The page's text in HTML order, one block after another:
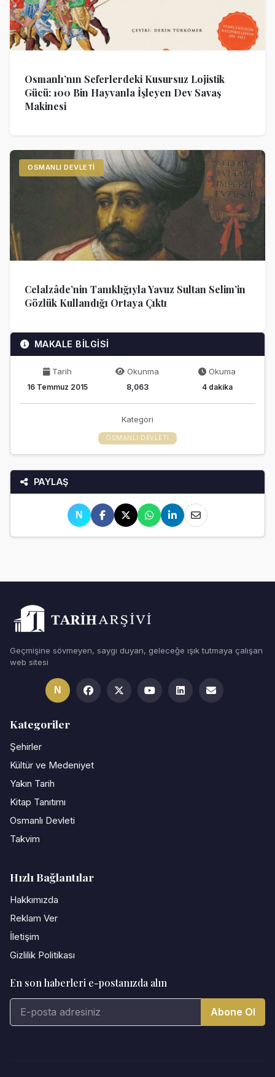
Osmanlı’nın Seferlerdeki Kusursuz Lojistik
Gücü: 100 Bin Hayvanla İşleyen Dev Savaş
Makinesi
OSMANLI DEVLETI
Celalzâde’nin Tanıklığıyla Yavuz Sultan Selim’in
Gözlük Kullandığı Ortaya Çıktı
MAKALE BİLGİSİ
Tarih
16 Temmuz 2015
Okunma
8,063
Okuma
4 dakika
Kategori
OSMANLI DEVLETI
PAYLAŞ
N
Geçmişine sövmeyen, saygı duyan, geleceğe ışık tutmaya çalışan
web sitesi
N
Kategoriler
Şehirler
Kültür ve Medeniyet
Yakın Tarih
Kitap Tanıtımı
Osmanlı Devleti
Takvim
Hızlı Bağlantılar
Hakkımızda
Reklam Ver
İletişim
Gizlilik Politikası
En son haberleri e-postanızda alın
Abone Ol